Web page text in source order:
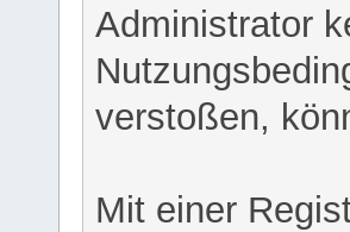
Administrator
verstoßen,
Mit einer